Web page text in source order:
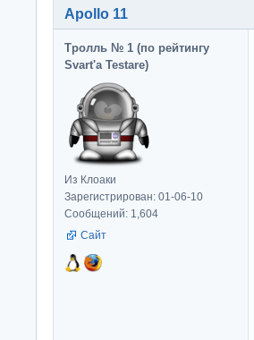
Apollo 11
Тролль № 1 (по рейтингу
Svart'а Testare)
Из Клоаки
Зарегистрирован: 01-06-10
Сообщений: 1,604
Сайт